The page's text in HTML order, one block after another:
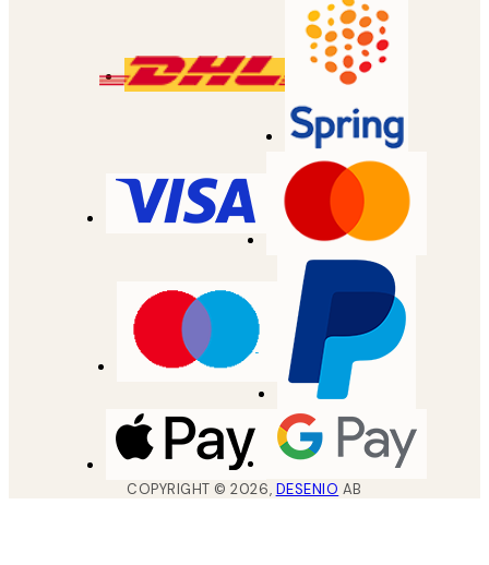
COPYRIGHT ©2026, DESENIO AB